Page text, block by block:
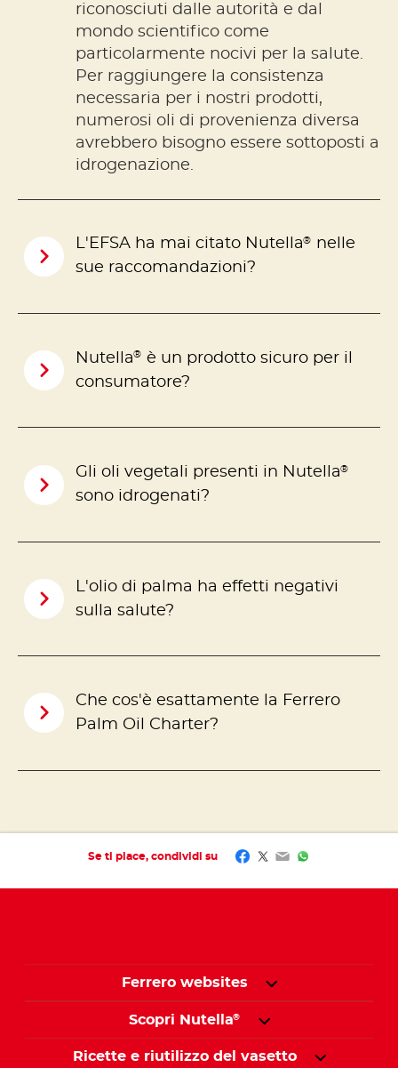
riconosciuti dalle autorità e dal
mondo scientifico come
particolarmente nocivi per la salute.
Per raggiungere la consistenza
necessaria per i nostri prodotti,
numerosi oli di provenienza diversa
avrebbero bisogno essere sottoposti a
idrogenazione.
L'EFSA ha mai citato Nutella®
nelle
sue raccomandazioni?
Nutella® è un prodotto sicuro per il
consumatore?
Gli oli vegetali presenti in Nutella®
sono idrogenati?
L'olio di palma ha effetti negativi
sulla salute?
Che cos'è esattamente la Ferrero
Palm Oil Charter?
Se ti piace, condividi su Facebook
Twitter
EmailWhatsApp
Ferrero websites
Scopri Nutella®
Ricette e riutilizzo del vasetto